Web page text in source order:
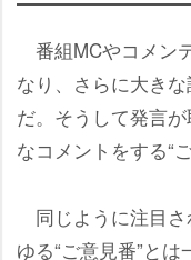
番組MCやコメン
なり、さらに大き
だ。そうして発言
なコメントをする“
同じように注目
ゆる“ご意見番”とは